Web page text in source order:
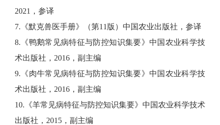
2021，参译
7.《默克兽医手册》（第11版）中国农业出版社，参译
8.《鸭鹅常见病特征与防控知识集要》中国农业科学技
术出版社，2016，副主编
9.《肉牛常见病特征与防控知识集要》中国农业科学技
术出版社，2016，副主编
10.《羊常见病特征与防控知识集要》中国农业科学技术
出版社，2015，副主编